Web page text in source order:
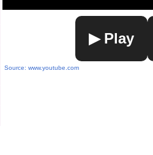
▶ Play
Source: www.youtube.com